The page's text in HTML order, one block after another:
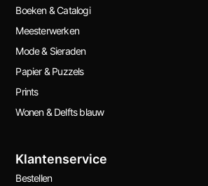
Boeken & Catalogi
Meesterwerken
Mode & Sieraden
Papier & Puzzels
Prints
Wonen & Delfts blauw
Klantenservice
Bestellen